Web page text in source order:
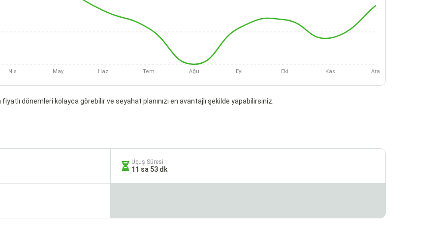
Nis May Haz Tem Ağu Eyl Eki Kas Ara
dönemleri kolayca görebilir ve seyahat planınızı en avantajlı şekilde yapabilirsiniz.
Uçuş Süresi
11 sa 53 dk